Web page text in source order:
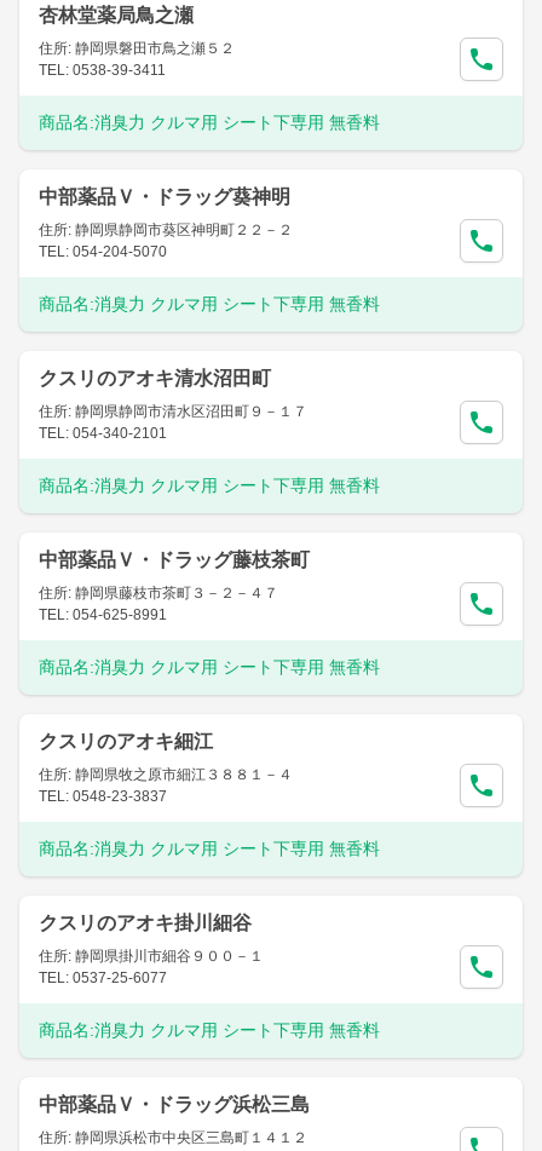
杏林堂薬局鳥之瀬
住所: 静岡県磐田市鳥之瀬５２
TEL: 0538-39-3411
商品名:消臭力 クルマ用 シート下専用 無香料
中部薬品Ｖ・ドラッグ葵神明
住所: 静岡県静岡市葵区神明町２２－２
TEL: 054-204-5070
商品名:消臭力 クルマ用 シート下専用 無香料
クスリのアオキ清水沼田町
住所: 静岡県静岡市清水区沼田町９－１７
TEL: 054-340-2101
商品名:消臭力 クルマ用 シート下専用 無香料
中部薬品Ｖ・ドラッグ藤枝茶町
住所: 静岡県藤枝市茶町３－２－４７
TEL: 054-625-8991
商品名:消臭力 クルマ用 シート下専用 無香料
クスリのアオキ細江
住所: 静岡県牧之原市細江３８８１－４
TEL: 0548-23-3837
商品名:消臭力 クルマ用 シート下専用 無香料
クスリのアオキ掛川細谷
住所: 静岡県掛川市細谷９００－１
TEL: 0537-25-6077
商品名:消臭力 クルマ用 シート下専用 無香料
中部薬品Ｖ・ドラッグ浜松三島
住所: 静岡県浜松市中央区三島町１４１２